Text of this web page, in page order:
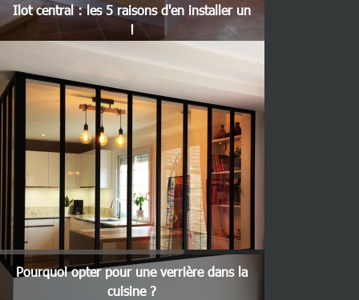
Ilot central : les 5 raisons d'en installer un
!
Pourquoi opter pour une verrière dans la
cuisine ?